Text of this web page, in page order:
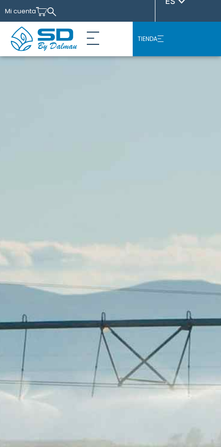
Mi cuenta
TIENDA